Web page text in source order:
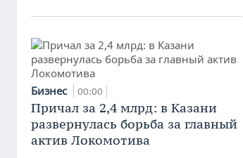
Бизнес 00:00
Причал за 2,4 млрд: в Казани
развернулась борьба за главный
актив Локомотива